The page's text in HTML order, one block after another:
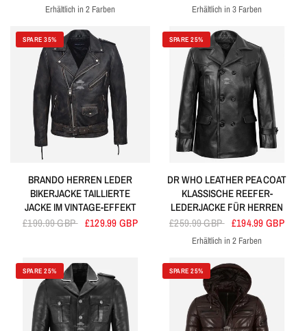
BraunSchwarz
Erhältlich in 2 Farben Rot BlauSchwarz
Erhältlich in 3 Farben
SPARE 35%
BRANDO HERREN LEDER
BIKERJACKE TAILLIERTE
JACKE IM VINTAGE-EFFEKT
£199.99 GBP £129.99 GBP
SPARE 25%
DR WHO LEATHER PEA COAT
KLASSISCHE REEFER-
LEDERJACKE FÜR HERREN
£259.99 GBP £194.99 GBP
Schwarz
Schwarze Bronze
Erhältlich in 2 Farben
SPARE 25% SPARE 25%